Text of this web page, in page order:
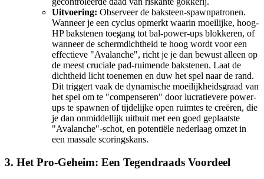
Uitvoering: Observeer de baksteen-spawnpatronen.
Wanneer je een cyclus opmerkt waarin moeilijke, hoog-
HP bakstenen toegang tot bal-power-ups blokkeren, of
wanneer de schermdichtheid te hoog wordt voor een
effectieve "Avalanche", richt je je dan bewust alleen op
de meest cruciale pad-ruimende bakstenen. Laat de
dichtheid licht toenemen en duw het spel naar de rand.
Dit triggert vaak de dynamische moeilijkheidsgraad van
het spel om te "compenseren" door lucratievere power-
ups te spawnen of tijdelijke open ruimtes te creëren, die
je dan onmiddellijk uitbuit met een goed geplaatste
"Avalanche"-schot, en potentiële nederlaag omzet in
een massale scoringskans.
3. Het Pro-Geheim: Een Tegendraads Voordeel